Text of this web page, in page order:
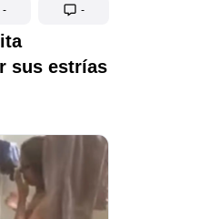
- -
sus estrías